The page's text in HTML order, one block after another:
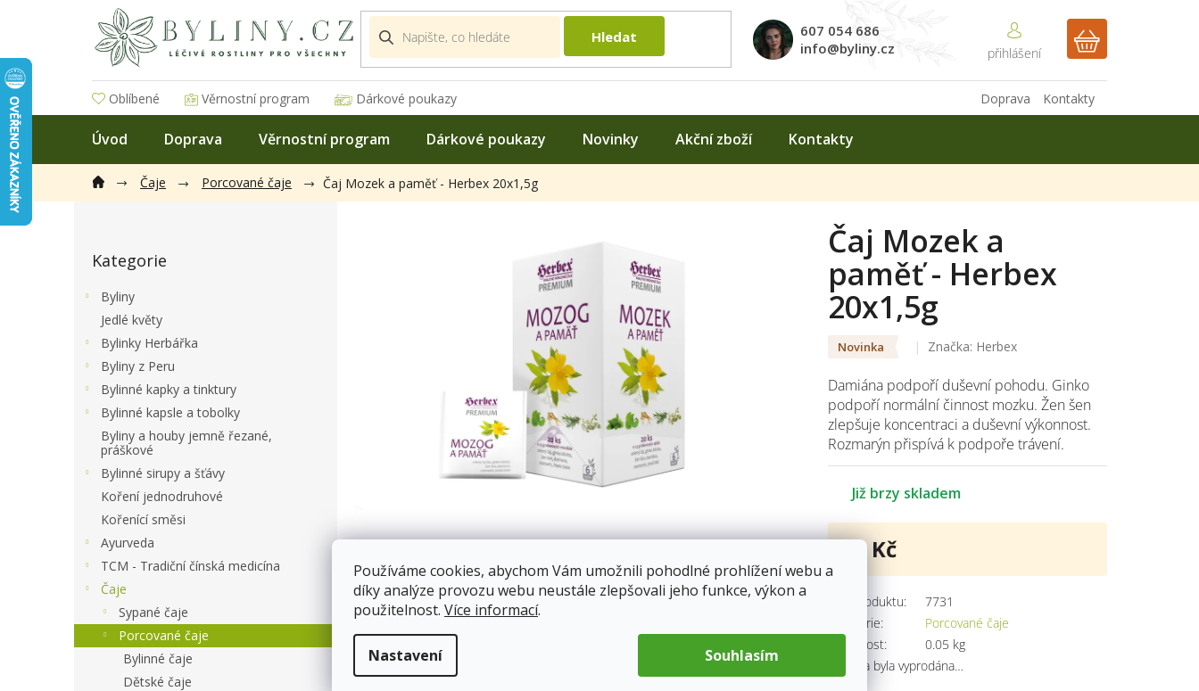
Používáme cookies, abychom Vám umožnili pohodlné prohlížení webu a
díky analýze provozu webu neustále zlepšovali jeho funkce, výkon a
použitelnost. Více informací.
Nastavení Souhlasím
Hledat
607 054 686
info@byliny.cz
NÁKUPNÍ
Oblíbené Věrnostní program Dárkové poukazy Kontakty
Doprava
Úvod Doprava Věrnostní program Dárkové poukazy Novinky Akční zboží Kontakty
Čaje Porcované čaje Čaj Mozek a paměť - Herbex 20x1,5g
kategorie
Kategorie
Byliny
Jedlé květy
Bylinky Herbářka
Byliny z Peru
Bylinné kapky a tinktury
Bylinné kapsle a tobolky
Byliny a houby jemně řezané,
práškové
Bylinné sirupy a šťávy
Koření jednodruhové
Kořenící směsi
Ayurveda
TCM - Tradiční čínská medicína
Čaje
Sypané čaje
Porcované čaje
Bylinné čaje
Dětské čaje
Již brzy skladem
Damiána podpoří duševní pohodu. Ginko
podpoří normální činnost mozku. Žen šen
zlepšuje koncentraci a duševní výkonnost.
Rozmarýn přispívá k podpoře trávení.
Čaj Mozek a
paměť - Herbex
20x1,5g
Novinka Značka: Herbex
Kód produktu:
7731
Kategorie:
Porcované čaje
Hmotnost:
0.05 kg
Položka byla vyprodána…
63 Kč